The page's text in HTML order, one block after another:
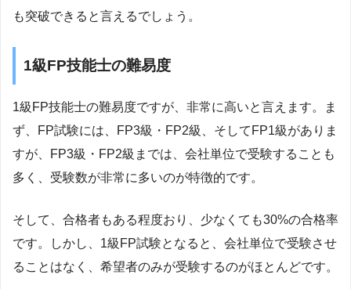
も突破できると言えるでしょう。
1級FP技能士の難易度
1級FP技能士の難易度ですが、非常に高いと言えます。ま
ず、FP試験には、FP3級・FP2級、そしてFP1級がありま
すが、FP3級・FP2級までは、会社単位で受験することも
多く、受験数が非常に多いのが特徴的です。
そして、合格者もある程度おり、少なくても30%の合格率
です。しかし、1級FP試験となると、会社単位で受験させ
ることはなく、希望者のみが受験するのがほとんどです。